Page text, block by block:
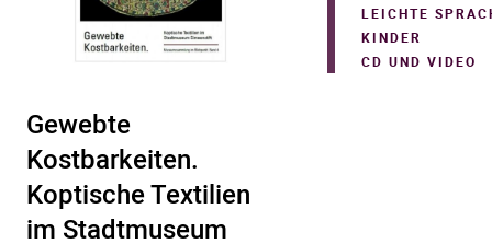
Gewebte
Kostbarkeiten.
Koptische Textilien
im Stadtmuseum
LEICHTE
KINDER
CD UND VIDEO